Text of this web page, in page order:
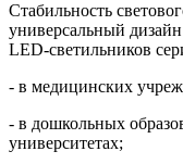
Стабильность
универсальный
LED-светильников
- в медицинских
- в дошкольных
университетах;